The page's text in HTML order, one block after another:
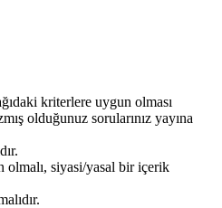
kriterlere uygun olması
olduğunuz sorularınız yayına
olmalı, siyasi/yasal bir içerik